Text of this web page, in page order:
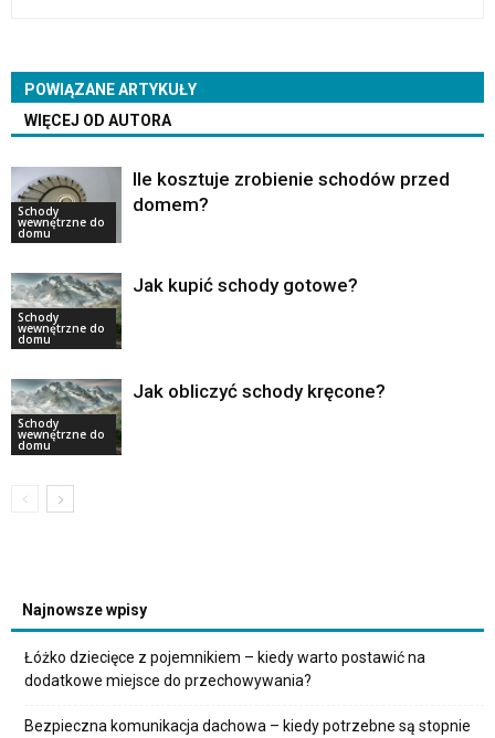
POWIĄZANE ARTYKUŁY
WIĘCEJ OD AUTORA
Schody
wewnętrzne do
domu
Ile kosztuje zrobienie schodów przed
domem?
Schody
wewnętrzne do
domu
Jak kupić schody gotowe?
Schody
wewnętrzne do
domu
Jak obliczyć schody kręcone?
Najnowsze wpisy
Łóżko dziecięce z pojemnikiem – kiedy warto postawić na
dodatkowe miejsce do przechowywania?
Bezpieczna komunikacja dachowa – kiedy potrzebne są stopnie